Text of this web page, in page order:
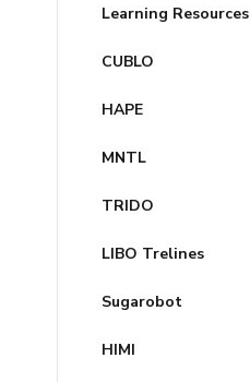
Learning Resources
CUBLO
HAPE
MNTL
TRIDO
LIBO Trelines
Sugarobot
HIMI